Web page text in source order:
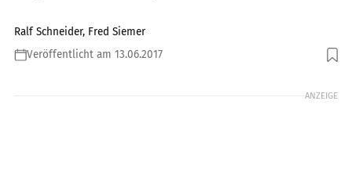
Ralf Schneider, Fred Siemer
Veröffentlicht am 13.06.2017
Foto: r-photography.info
ANZEIGE